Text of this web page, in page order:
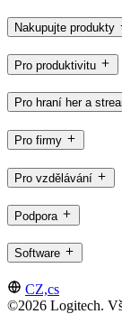
Nakupujte produkty
Pro produktivitu
Pro hraní her a
Pro firmy
Pro vzdělávání
Podpora
Software
CZ,cs
©2026 Logitech.